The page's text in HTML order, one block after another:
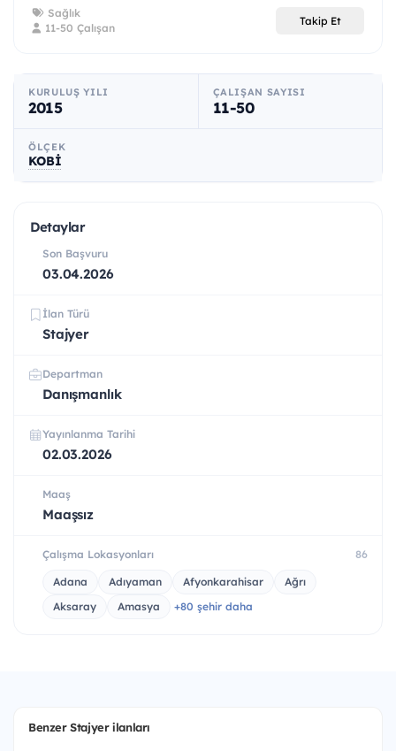
Sağlık
11-50 Çalışan
Takip Et
KURULUŞ YILI
2015
ÇALIŞAN SAYISI
11-50
ÖLÇEK
KOBİ
Detaylar
Son Başvuru
03.04.2026
İlan Türü
Stajyer
Departman
Danışmanlık
Yayınlanma Tarihi
02.03.2026
Maaş
Maaşsız
Çalışma Lokasyonları 86
Adana Adıyaman Afyonkarahisar
Ağrı
Aksaray
Amasya +80 şehir daha
Benzer Stajyer ilanları